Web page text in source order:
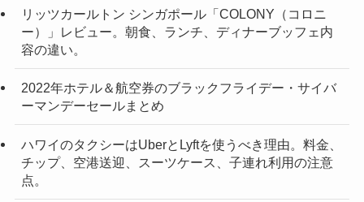
リッツカールトン シンガポール「COLONY（コロニ
ー）」レビュー。朝食、ランチ、ディナーブッフェ内
容の違い。
2022年ホテル＆航空券のブラックフライデー・サイバ
ーマンデーセールまとめ
ハワイのタクシーはUberとLyftを使うべき理由。料金、
チップ、空港送迎、スーツケース、子連れ利用の注意
点。